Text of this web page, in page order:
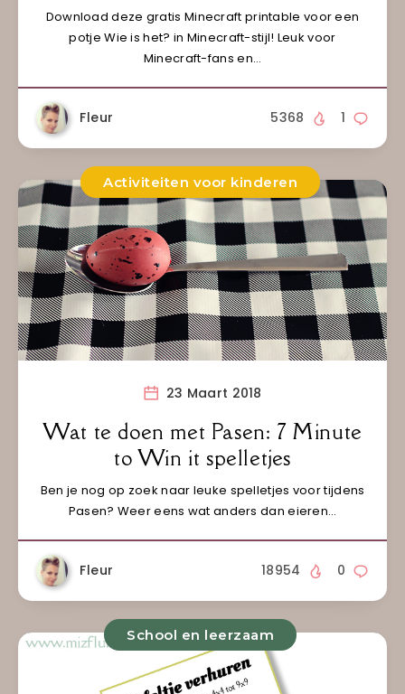
Download deze gratis Minecraft printable voor een
potje Wie is het? in Minecraft-stijl! Leuk voor
Minecraft-fans en…
Fleur 1
5368
Activiteiten voor kinderen
23 Maart 2018
Wat te doen met Pasen: 7 Minute
to Win it spelletjes
Ben je nog op zoek naar leuke spelletjes voor tijdens
Pasen? Weer eens wat anders dan eieren…
Fleur 0
18954
School en leerzaam